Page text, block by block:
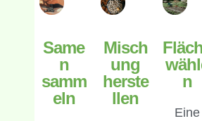
Same
n
samm
eln
Misch
ung
herste
llen
n
Eine